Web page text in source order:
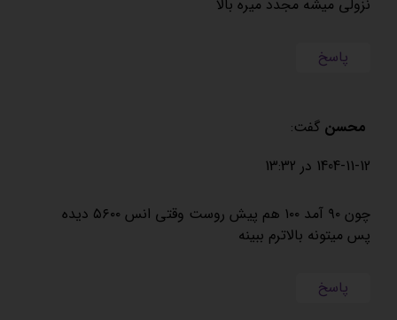
نزولی میشه مجدد میره بالا
پاسخ
محسن گفت:
1404-11-12 در 13:32
چون ۹۰ آمد ۱۰۰ هم پیش روست وقتی انس ۵۶۰۰ دیده
پس میتونه بالاترم ببینه
پاسخ